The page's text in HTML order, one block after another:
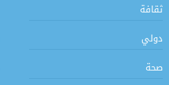
ثقافة
دولي
صحة